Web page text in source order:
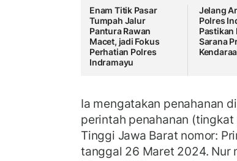
Enam Titik Pasar
Tumpah Jalur
Pantura Rawan
Macet, jadi Fokus
Perhatian Polres
Indramayu
Jelang
Polres
Pastikan
Sarana
Ia mengatakan penahanan
perintah penahanan
Tinggi Jawa Barat nomor:
tanggal 26 Maret 2024. Nur